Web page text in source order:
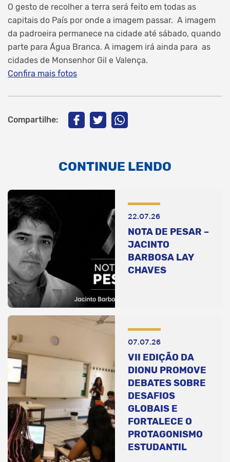
O gesto de recolher a terra será feito em todas as
capitais do País por onde a imagem passar. A imagem
da padroeira permanece na cidade até sábado, quando
parte para Água Branca. A imagem irá ainda para as
cidades de Monsenhor Gil e Valença.
Confira mais fotos
Compartilhe:
CONTINUE LENDO
22.07.26
NOTA DE PESAR –
JACINTO
BARBOSA LAY
CHAVES
07.07.26
VII EDIÇÃO DA
DIONU PROMOVE
DEBATES SOBRE
DESAFIOS
GLOBAIS E
FORTALECE O
PROTAGONISMO
ESTUDANTIL